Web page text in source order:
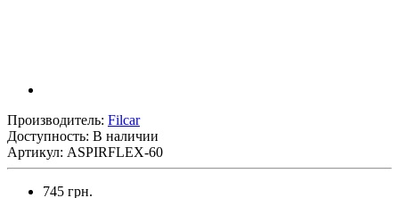
Производитель: Filcar
Доступность: В наличии
Артикул: ASPIRFLEX-60
745 грн.